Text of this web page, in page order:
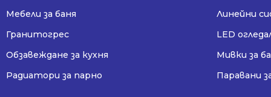
Мебели за баня
Гранитогрес
Обзавеждане за кухня
Радиатори за парно
Линейни
LED
Мивки за
Паравани